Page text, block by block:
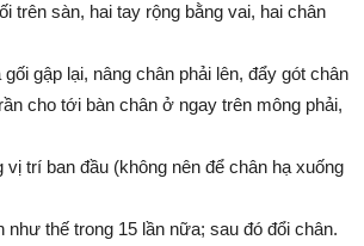
trên sàn, hai tay rộng bằng vai, hai chân
gập lại, nâng chân phải lên, đẩy gót chân
cho tới bàn chân ở ngay trên mông phải,
vị trí ban đầu (không nên để chân hạ xuống
như thế trong 15 lần nữa; sau đó đổi chân.